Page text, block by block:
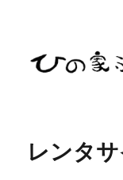
レンタ